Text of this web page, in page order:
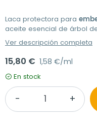
Laca protectora para
aceite esencial de árbol
Ver descripción completa
15,80 € 1,58 €/ml
En stock